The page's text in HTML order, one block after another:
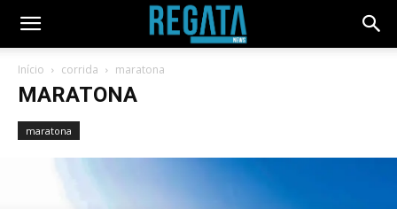
Início corrida maratona
MARATONA
maratona